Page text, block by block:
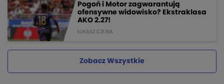
Pogoń i Motor zagwarantują
ofensywne widowisko? Ekstraklasa
AKO 2.27!
ŁUKASZ CZUBA
Zobacz Wszystkie